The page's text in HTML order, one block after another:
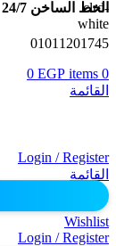
الخط الساخن 24/7
01011201745
0
items
0 EGP
القائمة
Login / Register
القائمة
Wishlist
Login / Register